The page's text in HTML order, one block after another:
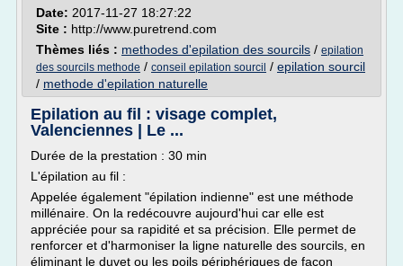
Date: 2017-11-27 18:27:22
Site : http://www.puretrend.com
Thèmes liés : methodes d'epilation des sourcils / epilation
des sourcils methode / conseil epilation sourcil / epilation sourcil
/ methode d'epilation naturelle
Epilation au fil : visage complet,
Valenciennes | Le ...
Durée de la prestation : 30 min
L'épilation au fil :
Appelée également "épilation indienne" est une méthode
millénaire. On la redécouvre aujourd'hui car elle est
appréciée pour sa rapidité et sa précision. Elle permet de
renforcer et d'harmoniser la ligne naturelle des sourcils, en
éliminant le duvet ou les poils périphériques de façon